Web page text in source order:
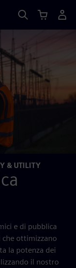
& UTILITY
e di pubblica
ottimizzano
la potenza dei
il nostro